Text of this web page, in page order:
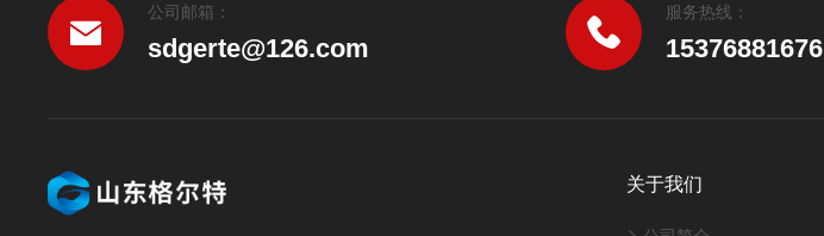
公司邮箱：
sdgerte@126.com
服务热线：
15376881676
关于我们